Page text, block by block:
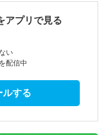
アプリで見る
い
配信中
ルする